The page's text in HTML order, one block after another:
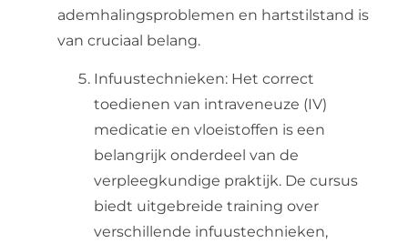
ademhalingsproblemen en hartstilstand is
van cruciaal belang.
Infuustechnieken: Het correct
toedienen van intraveneuze (IV)
medicatie en vloeistoffen is een
belangrijk onderdeel van de
verpleegkundige praktijk. De cursus
biedt uitgebreide training over
verschillende infuustechnieken,